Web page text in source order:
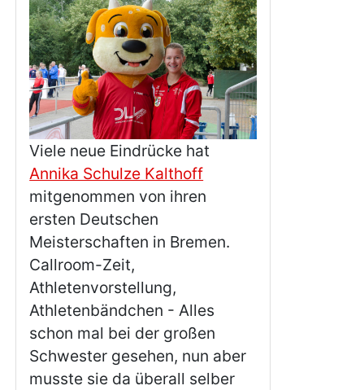
Viele neue Eindrücke hat
Annika Schulze Kalthoff
mitgenommen von ihren
ersten Deutschen
Meisterschaften in Bremen.
Callroom-Zeit,
Athletenvorstellung,
Athletenbändchen - Alles
schon mal bei der großen
Schwester gesehen, nun aber
musste sie da überall selber